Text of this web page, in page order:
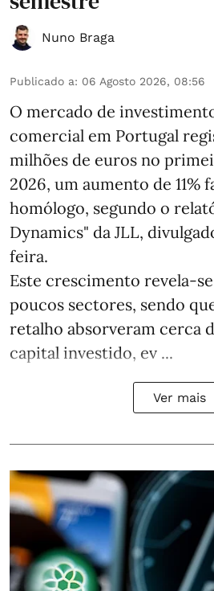
Nuno Braga
Publicado a: 06 Agosto 2026, 08:56
O mercado de
comercial em Portugal
milhões de euros no
2026, um aumento de 11%
homólogo, segundo o
Dynamics" da JLL,
feira.
Este crescimento revela-
poucos sectores, sendo
retalho absorveram cerca
capital investido, ev ...
Ver mais